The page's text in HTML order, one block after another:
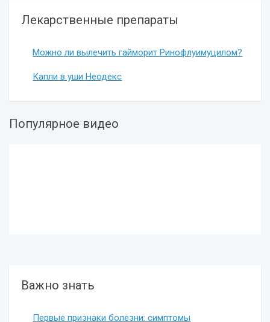
Лекарственные препараты
Можно ли вылечить гайморит Ринофлуимуцилом?
Капли в уши Неодекс
Популярное видео
Важно знать
Первые признаки болезни: симптомы